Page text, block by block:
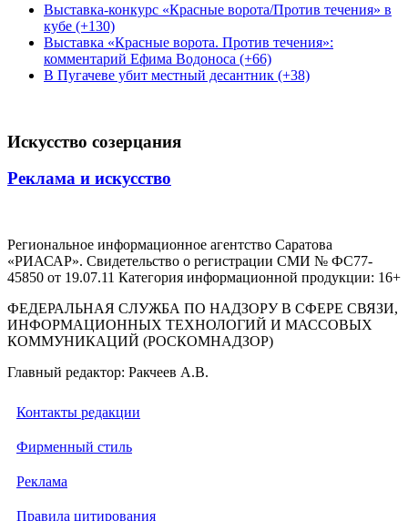
Выставка-конкурс «Красные ворота/Против течения» в
кубе (+130)
Выставка «Красные ворота. Против течения»:
комментарий Ефима Водоноса (+66)
В Пугачеве убит местный десантник (+38)
Искусство созерцания
Реклама и искусство
Региональное информационное агентство Саратова
«РИАСАР». Свидетельство о регистрации СМИ № ФС77-
45850 от 19.07.11 Категория информационной продукции: 16+
ФЕДЕРАЛЬНАЯ СЛУЖБА ПО НАДЗОРУ В СФЕРЕ СВЯЗИ,
ИНФОРМАЦИОННЫХ ТЕХНОЛОГИЙ И МАССОВЫХ
КОММУНИКАЦИЙ (РОСКОМНАДЗОР)
Главный редактор: Ракчеев А.В.
Контакты редакции
Фирменный стиль
Реклама
Правила цитирования